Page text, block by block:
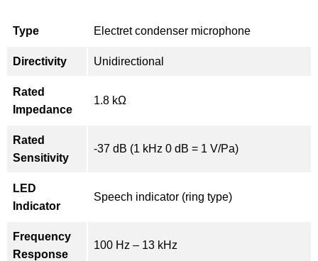
Type Electret condenser microphone
Directivity Unidirectional
Rated
Impedance
1.8 kΩ
Rated
Sensitivity
-37 dB (1 kHz 0 dB = 1 V/Pa)
LED
Indicator
Speech indicator (ring type)
Frequency
Response
100 Hz – 13 kHz